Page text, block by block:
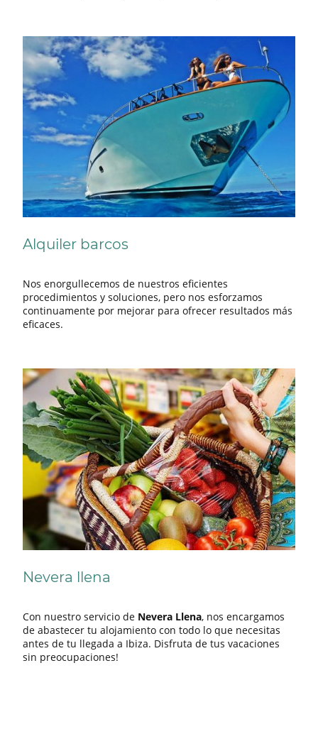
Alquiler barcos
Nos enorgullecemos de nuestros eficientes
procedimientos y soluciones, pero nos esforzamos
continuamente por mejorar para ofrecer resultados más
eficaces.
Nevera llena
Con nuestro servicio de Nevera Llena, nos encargamos
de abastecer tu alojamiento con todo lo que necesitas
antes de tu llegada a Ibiza. Disfruta de tus vacaciones
sin preocupaciones!